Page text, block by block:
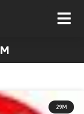
29M